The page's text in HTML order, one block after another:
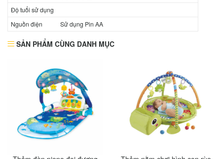
Độ tuổi sử dụng
Nguồn điện
Sử dụng Pin AA
SẢN PHẨM CÙNG DANH MỤC